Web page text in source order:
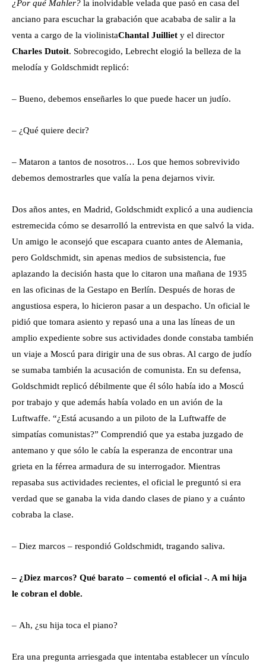
¿Por qué Mahler? la inolvidable velada que pasó en casa del
anciano para escuchar la grabación que acababa de salir a la
venta a cargo de la violinistaChantal Juilliet y el director
Charles Dutoit. Sobrecogido, Lebrecht elogió la belleza de la
melodía y Goldschmidt replicó:
– Bueno, debemos enseñarles lo que puede hacer un judío.
– ¿Qué quiere decir?
– Mataron a tantos de nosotros… Los que hemos sobrevivido
debemos demostrarles que valía la pena dejarnos vivir.
Dos años antes, en Madrid, Goldschmidt explicó a una audiencia
estremecida cómo se desarrolló la entrevista en que salvó la vida.
Un amigo le aconsejó que escapara cuanto antes de Alemania,
pero Goldschmidt, sin apenas medios de subsistencia, fue
aplazando la decisión hasta que lo citaron una mañana de 1935
en las oficinas de la Gestapo en Berlín. Después de horas de
angustiosa espera, lo hicieron pasar a un despacho. Un oficial le
pidió que tomara asiento y repasó una a una las líneas de un
amplio expediente sobre sus actividades donde constaba también
un viaje a Moscú para dirigir una de sus obras. Al cargo de judío
se sumaba también la acusación de comunista. En su defensa,
Goldschmidt replicó débilmente que él sólo había ido a Moscú
por trabajo y que además había volado en un avión de la
Luftwaffe. “¿Está acusando a un piloto de la Luftwaffe de
simpatías comunistas?” Comprendió que ya estaba juzgado de
antemano y que sólo le cabía la esperanza de encontrar una
grieta en la férrea armadura de su interrogador. Mientras
repasaba sus actividades recientes, el oficial le preguntó si era
verdad que se ganaba la vida dando clases de piano y a cuánto
cobraba la clase.
– Diez marcos – respondió Goldschmidt, tragando saliva.
– ¿Diez marcos? Qué barato – comentó el oficial -. A mi hija
le cobran el doble.
– Ah, ¿su hija toca el piano?
Era una pregunta arriesgada que intentaba establecer un vínculo